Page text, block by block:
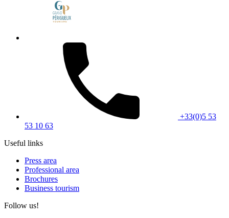
+33(0)5 53
53 10 63
Useful links
Press area
Professional area
Brochures
Business tourism
Follow us!